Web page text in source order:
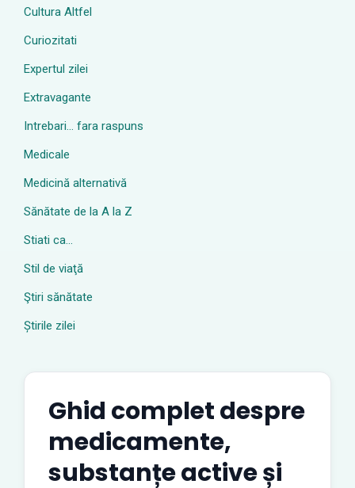
Cultura Altfel
Curiozitati
Expertul zilei
Extravagante
Intrebari… fara raspuns
Medicale
Medicină alternativă
Sănătate de la A la Z
Stiati ca…
Stil de viaţă
Ştiri sănătate
Știrile zilei
Ghid complet despre
medicamente,
substanțe active și